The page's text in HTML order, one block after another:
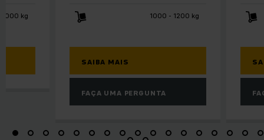
1000 - 1200 kg
SAIBA MAIS
FAÇA UMA PERGUNTA
2000 kg